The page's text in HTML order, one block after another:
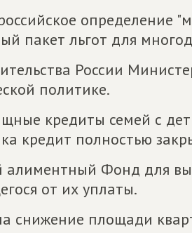
определение
пакет льгот для
России
политике.
кредиты семей с
кредит полностью
алиментный Фонд для
от их уплаты.
снижение площади